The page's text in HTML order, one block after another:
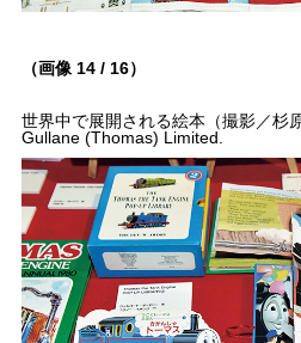
（画像 14 / 16）
世界中で展開される絵本（撮影／杉
Gullane (Thomas) Limited.